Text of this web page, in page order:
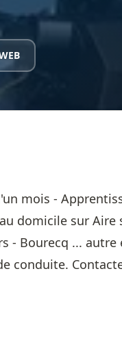
mois -
domicile sur
- Bourecq ...
conduite.